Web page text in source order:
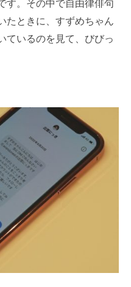
す。その中で自由律俳句
たときに、すずめちゃん
ているのを見て、びびっ